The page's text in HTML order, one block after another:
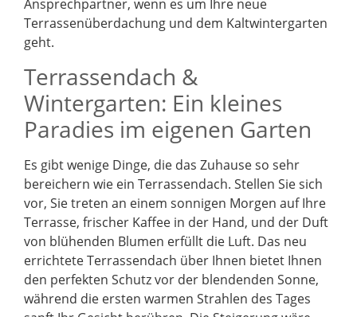
Ansprechpartner, wenn es um Ihre neue
Terrassenüberdachung und dem Kaltwintergarten
geht.
Terrassendach &
Wintergarten: Ein kleines
Paradies im eigenen Garten
Es gibt wenige Dinge, die das Zuhause so sehr
bereichern wie ein Terrassendach. Stellen Sie sich
vor, Sie treten an einem sonnigen Morgen auf Ihre
Terrasse, frischer Kaffee in der Hand, und der Duft
von blühenden Blumen erfüllt die Luft. Das neu
errichtete Terrassendach über Ihnen bietet Ihnen
den perfekten Schutz vor der blendenden Sonne,
während die ersten warmen Strahlen des Tages